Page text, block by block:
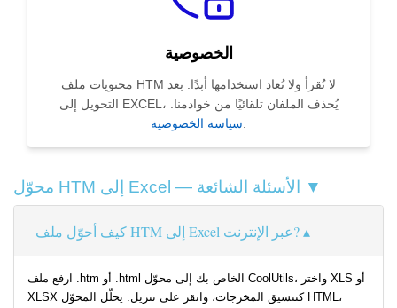
الخصوصية
محتويات ملف HTM لا تُقرأ ولا تُعاد استخدامها أبدًا. بعد
التحويل إلى EXCEL، يُحذف الملفان تلقائيًا من خوادمنا.
سياسة الخصوصية.
محوّل HTM إلى Excel — الأسئلة الشائعة ▼
كيف أحوّل ملف HTM إلى Excel عبر الإنترنت?
ارفع ملف .htm أو .html الخاص بك إلى محوّل CoolUtils، واختر XLS أو
XLSX كتنسيق المخرجات، وانقر على تنزيل. يحلّل المحوّل HTML،